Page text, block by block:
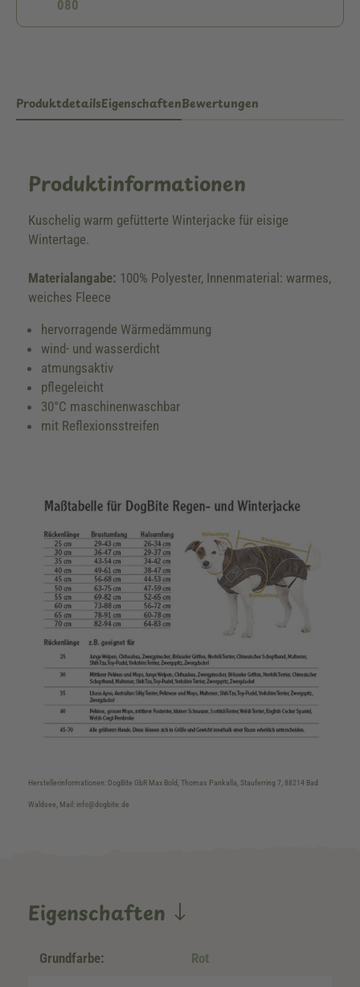
080
ProduktdetailsEigenschaftenBewertungen
Produktinformationen
Kuschelig warm gefütterte Winterjacke für eisige
Wintertage.
Materialangabe: 100% Polyester, Innenmaterial: warmes,
weiches Fleece
hervorragende Wärmedämmung
wind- und wasserdicht
atmungsaktiv
pflegeleicht
30°C maschinenwaschbar
mit Reflexionsstreifen
Herstellerinformationen: DogBite GbR Max Bold, Thomas Pankalla, Stauferring 7, 88214 Bad
Waldsee, Mail: info@dogbite.de
Eigenschaften
Grundfarbe: Rot